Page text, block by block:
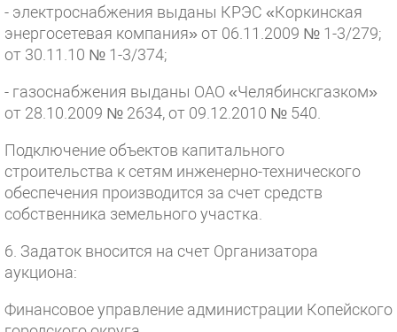
- электроснабжения выданы КРЭС «Коркинская
энергосетевая компания» от 06.11.2009 № 1-3/279;
от 30.11.10 № 1-3/374;
- газоснабжения выданы ОАО «Челябинскгазком»
от 28.10.2009 № 2634, от 09.12.2010 № 540.
Подключение объектов капитального
строительства к сетям инженерно-технического
обеспечения производится за счет средств
собственника земельного участка.
6. Задаток вносится на счет Организатора
аукциона:
Финансовое управление администрации Копейского